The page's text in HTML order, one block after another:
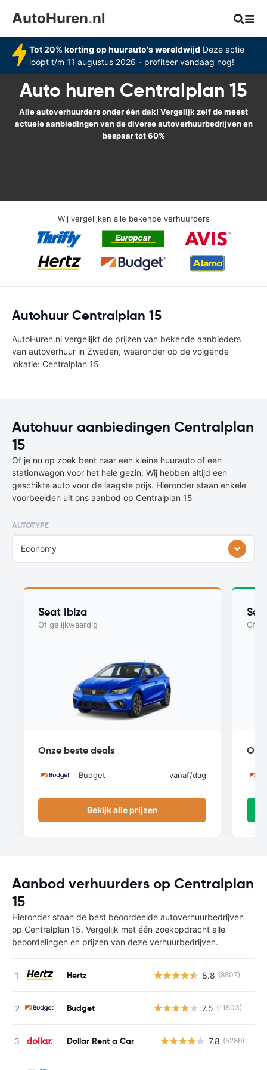
AutoHuren.nl
Tot 20% korting op huurauto's wereldwijd Deze actie
loopt t/m 11 augustus 2026 - profiteer vandaag nog!
Auto huren Centralplan 15
Alle autoverhuurders onder één dak! Vergelijk zelf de meest
actuele aanbiedingen van de diverse autoverhuurbedrijven en
bespaar tot 60%
Wij vergelijken alle bekende verhuurders
Autohuur Centralplan 15
AutoHuren.nl vergelijkt de prijzen van bekende aanbieders
van autoverhuur in Zweden, waaronder op de volgende
lokatie: Centralplan 15
Autohuur aanbiedingen Centralplan
15
Of je nu op zoek bent naar een kleine huurauto of een
stationwagon voor het hele gezin. Wij hebben altijd een
geschikte auto voor de laagste prijs. Hieronder staan enkele
voorbeelden uit ons aanbod op Centralplan 15
AUTOTYPE
Economy
Seat Ibiza
Of gelijkwaardig
Onze beste deals
Budget vanaf/dag
Bekijk alle prijzen
Of
Aanbod verhuurders op Centralplan
15
Hieronder staan de best beoordeelde autoverhuurbedrijven
op Centralplan 15. Vergelijk met één zoekopdracht alle
beoordelingen en prijzen van deze verhuurbedrijven.
Hertz 8.8 (8807)
Budget 7.5 (11503)
Dollar Rent a Car 7.8 (5286)